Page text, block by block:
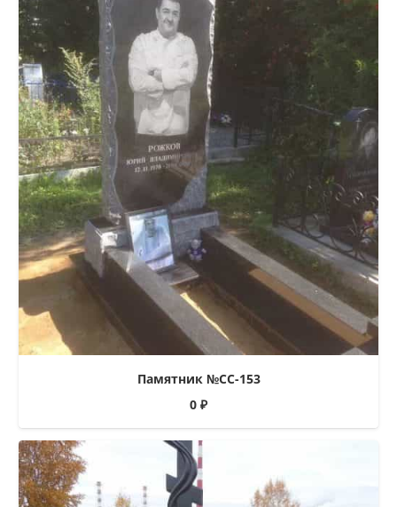
Памятник №СС-153
0 ₽